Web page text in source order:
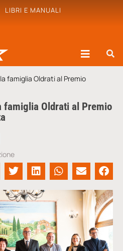
LIBRI E MANUALI
famiglia Oldrati al Premio
famiglia Oldrati al Premio